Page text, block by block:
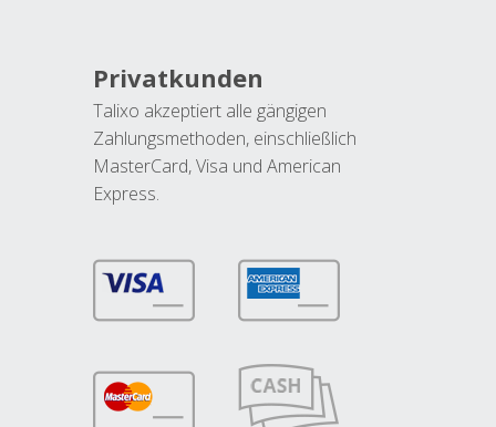
Privatkunden
Talixo akzeptiert alle gängigen
Zahlungsmethoden, einschließlich
MasterCard, Visa und American
Express.